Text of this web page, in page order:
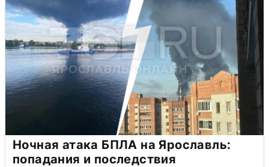
Ночная атака БПЛА на Ярославль:
попадания и последствия